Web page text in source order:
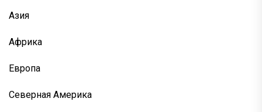
Азия
Африка
Европа
Северная Америка